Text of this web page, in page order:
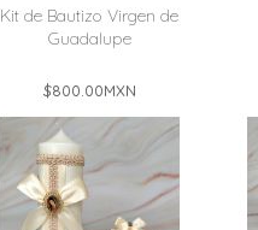
Kit de Bautizo Virgen de
Guadalupe
$800.00MXN